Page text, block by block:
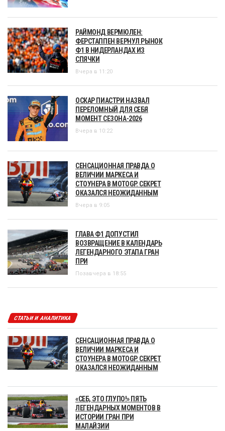
РАЙМОНД ВЕРМЮЛЕН:
ФЕРСТАППЕН ВЕРНУЛ РЫНОК
Ф1 В НИДЕРЛАНДАХ ИЗ
СПЯЧКИ
Вчера в 11:20
ОСКАР ПИАСТРИ НАЗВАЛ
ПЕРЕЛОМНЫЙ ДЛЯ СЕБЯ
МОМЕНТ СЕЗОНА-2026
Вчера в 10:22
СЕНСАЦИОННАЯ ПРАВДА О
ВЕЛИЧИИ МАРКЕСА И
СТОУНЕРА В MOTOGP. СЕКРЕТ
ОКАЗАЛСЯ НЕОЖИДАННЫМ
Вчера в 9:05
ГЛАВА Ф1 ДОПУСТИЛ
ВОЗВРАЩЕНИЕ В КАЛЕНДАРЬ
ЛЕГЕНДАРНОГО ЭТАПА ГРАН
ПРИ
Позавчера в 18:55
СТАТЬИ И АНАЛИТИКА
СЕНСАЦИОННАЯ ПРАВДА О
ВЕЛИЧИИ МАРКЕСА И
СТОУНЕРА В MOTOGP. СЕКРЕТ
ОКАЗАЛСЯ НЕОЖИДАННЫМ
«СЕБ, ЭТО ГЛУПО!» ПЯТЬ
ЛЕГЕНДАРНЫХ МОМЕНТОВ В
ИСТОРИИ ГРАН ПРИ
МАЛАЙЗИИ